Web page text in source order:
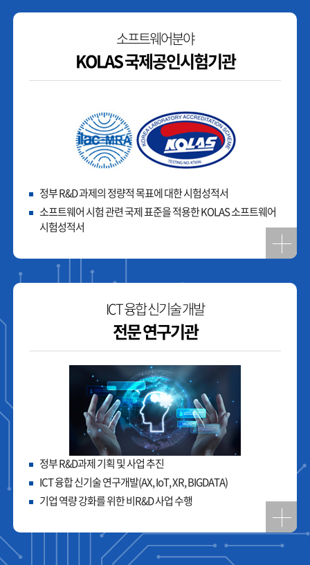
소프트웨어분야
KOLAS 국제공인시험기관
정부 R&D 과제의 정량적 목표에 대한 시험성적서
소프트웨어 시험 관련 국제 표준을 적용한 KOLAS 소프트웨어
시험성적서
ICT 융합 신기술 개발
전문 연구기관
정부 R&D과제 기획 및 사업 추진
ICT 융합 신기술 연구개발(AX, IoT, XR, BIGDATA)
기업 역량 강화를 위한 비R&D 사업 수행